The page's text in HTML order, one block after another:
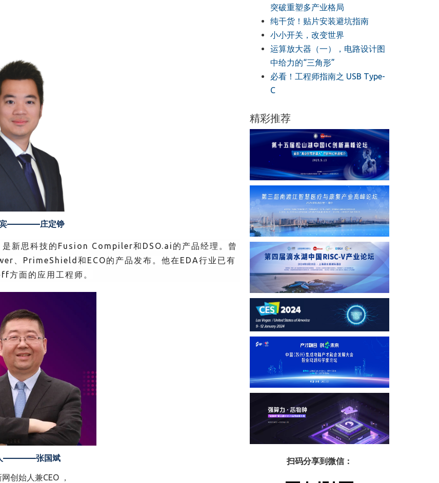
宾————庄定铮
新思科技的Fusion Compiler和DSO.ai的产品经理。 曾
、PrimeShield和ECO的产品发布。 他在EDA行业已有
面的应用工程师。
————张国斌
创始人兼CEO ，
突破重塑多产业格局
纯干货！贴片安装避坑指南
小小开关，改变世界
运算放大器（一），电路设计图
中给力的“三角形”
必看！工程师指南之 USB Type-
C
精彩推荐
扫码分享到微信：